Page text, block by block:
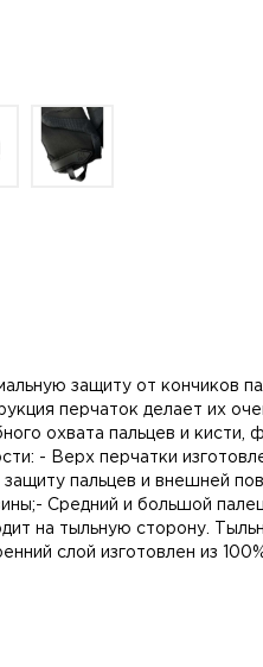
защиту от кончиков
перчаток делает их
охвата пальцев и
- Верх перчатки
пальцев и внешней
Средний и большой
на тыльную сторону.
слой изготовлен из